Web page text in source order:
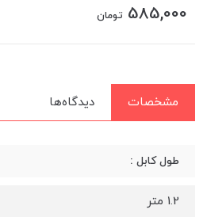
585,000 تومان
مشخصات دیدگاه‌ها
طول کابل :
1.2 متر